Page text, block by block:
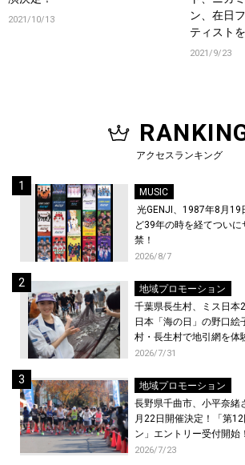
2021/10/13
ン、在日
ティスト
スタート！
2021/9/23
アクセスランキング
MUSIC
光GENJI、1987年8月19
ど39年の時を経てつい
禁！
2026/8/7
地域プロモーション
千葉県長生村、ミス日本
日本「海の日」の野口絵
村・長生村で地引網を体
2026/7/31
地域プロモーション
長野県千曲市、小平奈緒
月22日開催決定！「第
ン」エントリー受付開始！
2026/7/23